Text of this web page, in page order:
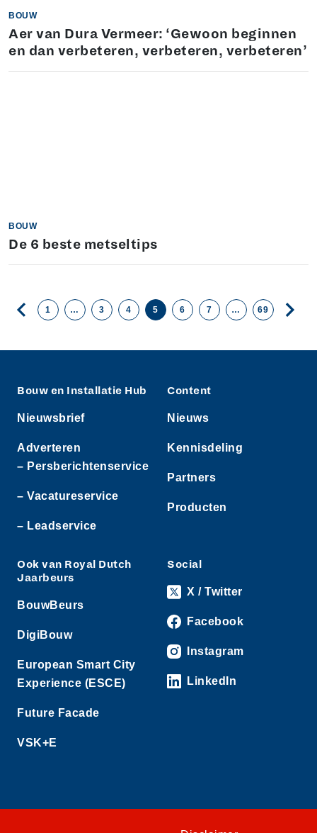
BOUW
Aer van Dura Vermeer: ‘Gewoon beginnen
en dan verbeteren, verbeteren, verbeteren’
BOUW
De 6 beste metseltips
1 … 3 4 5 6 7 … 69
Bouw en Installatie Hub
Nieuwsbrief
Adverteren
– Persberichtenservice
– Vacatureservice
– Leadservice
Content
Nieuws
Kennisdeling
Partners
Producten
Ook van Royal Dutch
Jaarbeurs
BouwBeurs
DigiBouw
European Smart City
Experience (ESCE)
Future Facade
VSK+E
Social
X / Twitter
Facebook
Instagram
LinkedIn